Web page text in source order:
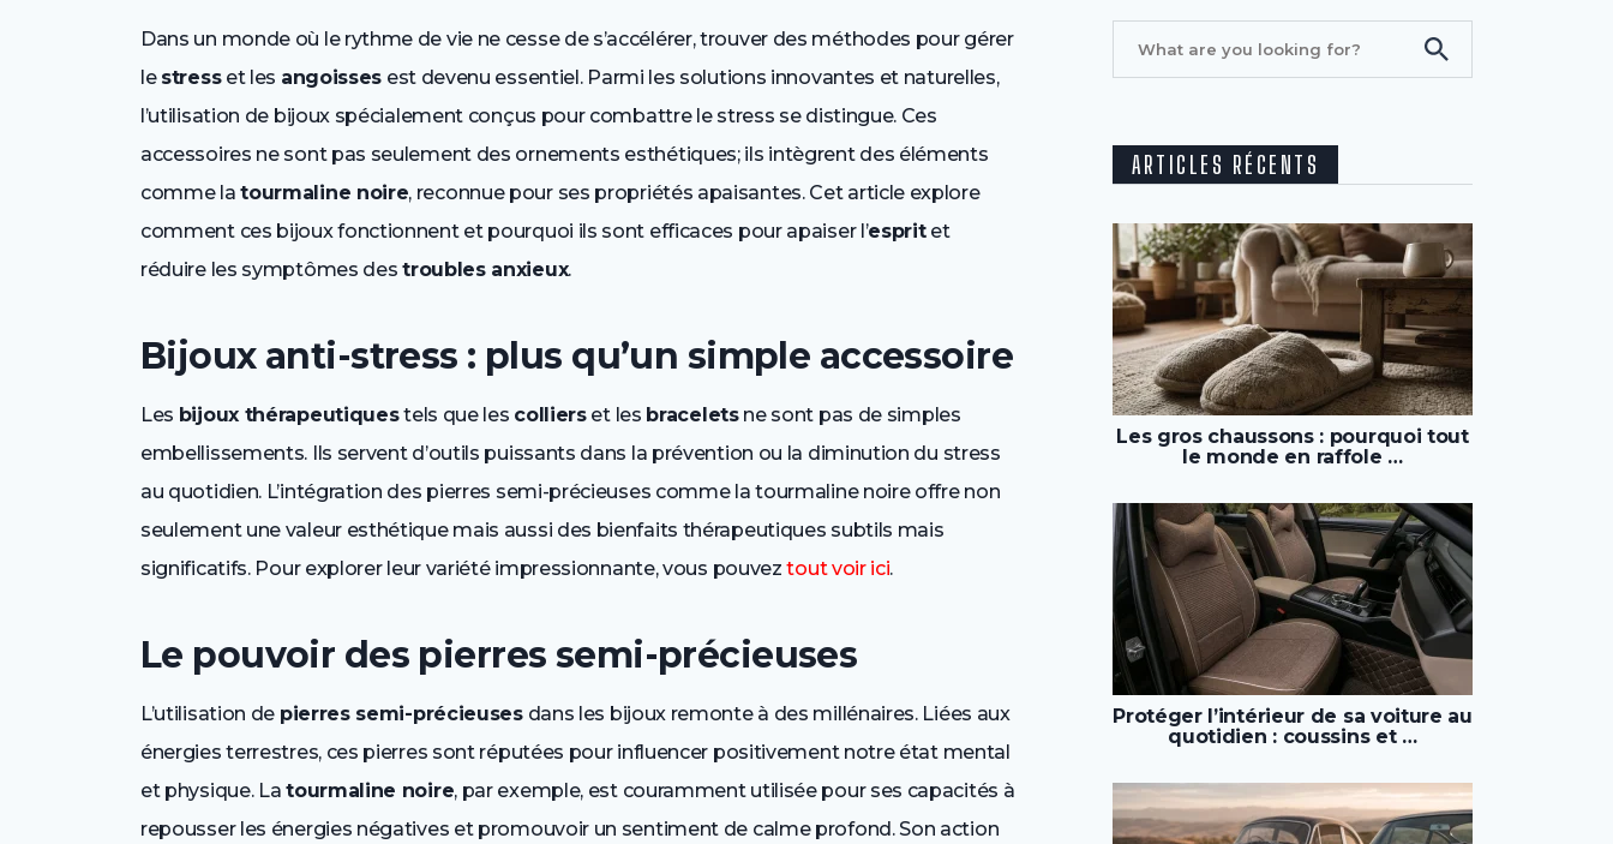
Dans un monde où le rythme de vie ne cesse de s’accélérer, trouver des méthodes pour gérer
le stresset les angoisses est devenu essentiel. Parmi les solutions innovantes et naturelles,
l’utilisation de bijoux spécialement conçus pour combattre le stress se distingue. Ces
accessoires ne sont pas seulement des ornements esthétiques; ils intègrent des éléments
comme latourmaline noire, reconnue pour ses propriétés apaisantes. Cet article explore
comment ces bijoux fonctionnent et pourquoi ils sont efficaces pour apaiser l’espritet
réduire les symptômes destroubles anxieux.
Bijoux anti-stress : plus qu’un simple accessoire
Les bijoux thérapeutiquestels que les collierset les braceletsne sont pas de simples
embellissements. Ils servent d’outils puissants dans la prévention ou la diminution du stress
au quotidien. L’intégration des pierres semi-précieuses comme la tourmaline noire offre non
seulement une valeur esthétique mais aussi des bienfaits thérapeutiques subtils mais
significatifs. Pour explorer leur variété impressionnante, vous pouveztout voir ici.
Le pouvoir des pierres semi-précieuses
L’utilisation de pierres semi-précieusesdans les bijoux remonte à des millénaires. Liées aux
énergies terrestres, ces pierres sont réputées pour influencer positivement notre état mental
et physique. Latourmaline noire, par exemple, est couramment utilisée pour ses capacités à
repousser les énergies négatives et promouvoir un sentiment de calme profond. Son action
ARTICLES RÉCENTS
Les gros chaussons : pourquoi tout
le monde en raffole …
Protéger l’intérieur de sa voiture au
quotidien : coussins et …